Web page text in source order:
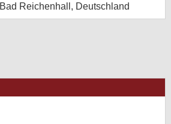
Bad Reichenhall, Deutschland
myFanbase